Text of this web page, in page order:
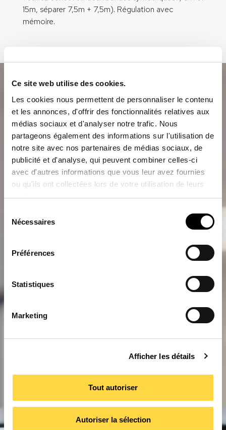
Ce site web utilise des cookies.
Les cookies nous permettent de personnaliser le contenu
et les annonces, d'offrir des fonctionnalités relatives aux
médias sociaux et d'analyser notre trafic. Nous
partageons également des informations sur l'utilisation de
notre site avec nos partenaires de médias sociaux, de
publicité et d'analyse, qui peuvent combiner celles-ci
avec d'autres informations que vous leur avez fournies
ou qu'ils ont collectées lors de votre utilisation de leurs
services.
Nécessaires
Préférences
Statistiques
Marketing
Afficher les détails
Tout autoriser
Autoriser la sélection
15m, séparer 7,5m + 7,5m). Régulation avec
mémoire.